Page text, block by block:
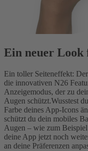
Ein neuer Look
Ein toller Seiteneffekt:
die innovativen N26
Anzeigemodus, der zu
Augen schützt.Wusstest
Farbe deines App-Icons
schützt du dein mobiles
Augen – wie zum
deine App jetzt noch
an deine Präferenzen